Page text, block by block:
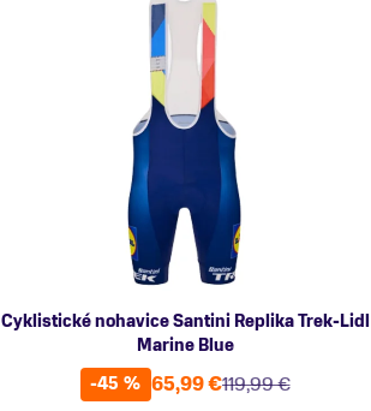
Cyklistické nohavice Santini Replika Trek-Lidl
Marine Blue
-45 %
119,99 €
65,99 €